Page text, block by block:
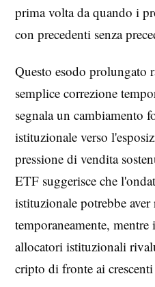
prima volta da quando i
con precedenti senza
Questo esodo prolungato
semplice correzione
segnala un cambiamento
istituzionale verso
pressione di vendita
ETF suggerisce che
istituzionale potrebbe
temporaneamente,
allocatori istituzionali
cripto di fronte ai